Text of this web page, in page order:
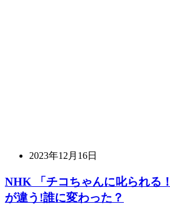
2023年12月16日
NHK 「チコちゃんに叱られる
が違う!誰に変わった？